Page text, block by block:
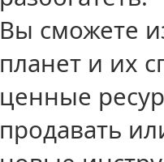
Вы сможете
планет и их
ценные
продавать